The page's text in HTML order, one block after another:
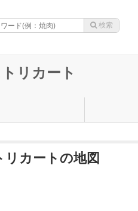
リカート
カートの地図